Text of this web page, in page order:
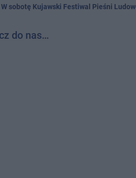
W sobotę Kujawski Festiwal Pieśni
do nas…